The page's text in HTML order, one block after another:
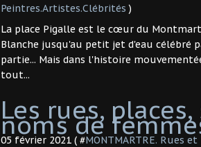
Peintres.Artistes.Clébrités )
La place Pigalle est le cœur du
Blanche jusqu'au petit jet d'eau célébré
partie... Mais dans l'histoire
tout...
Les rues,
noms de
05 février 2021 ( #MONTMARTRE. Rues et